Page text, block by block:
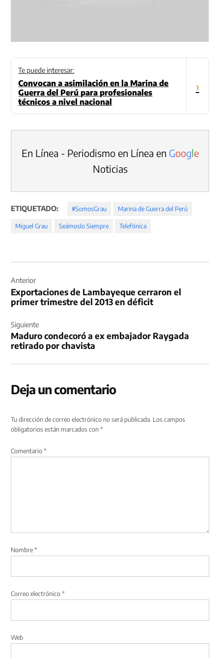
Te puede interesar:
Convocan a asimilación en la Marina de
Guerra del Perú para profesionales
técnicos a nivel nacional
›
En Línea - Periodismo en Línea en Google
Noticias
ETIQUETADO: #SomosGrau Marina de Guerra del Perú
Miguel Grau Seámoslo Siempre Telefónica
de
entradas
Anterior
Exportaciones de Lambayeque cerraron el
primer trimestre del 2013 en déficit
Siguiente
Maduro condecoró a ex embajador Raygada
retirado por chavista
Deja un comentario
Tu dirección de correo electrónico no será publicada. Los campos
obligatorios están marcados con*
Comentario*
Nombre*
Correo electrónico*
Web